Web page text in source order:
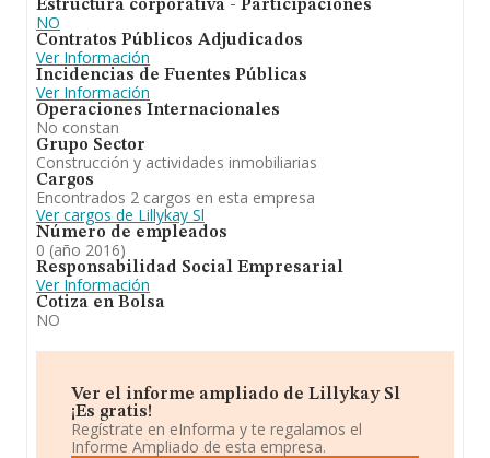
Estructura corporativa - Participaciones
NO
Contratos Públicos Adjudicados
Ver Información
Incidencias de Fuentes Públicas
Ver Información
Operaciones Internacionales
No constan
Grupo Sector
Construcción y actividades inmobiliarias
Cargos
Encontrados 2 cargos en esta empresa
Ver cargos de Lillykay Sl
Número de empleados
0 (año 2016)
Responsabilidad Social Empresarial
Ver Información
Cotiza en Bolsa
NO
Ver el informe ampliado de Lillykay Sl
¡Es gratis!
Regístrate en eInforma y te regalamos el
Informe Ampliado de esta empresa.